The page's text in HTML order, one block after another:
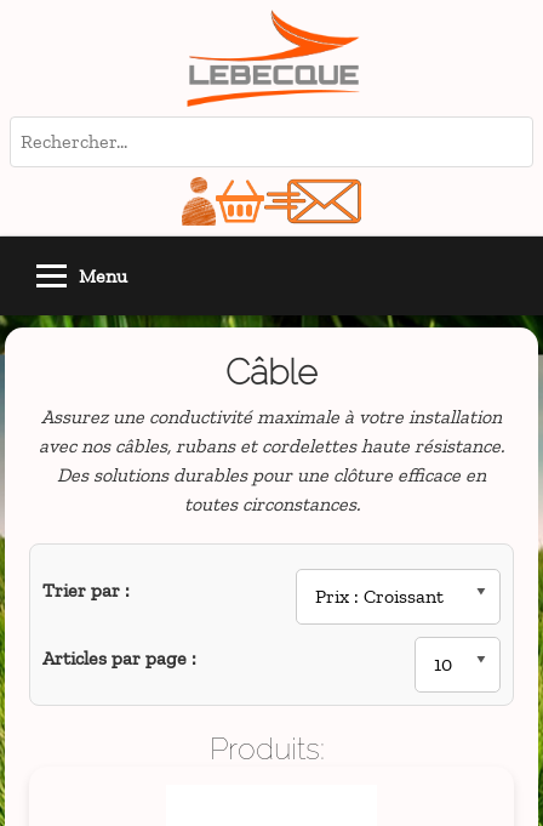
Menu
Câble
Assurez une conductivité maximale à votre installation
avec nos câbles, rubans et cordelettes haute résistance.
Des solutions durables pour une clôture efficace en
toutes circonstances.
Trier par :
Articles par page :
Produits: